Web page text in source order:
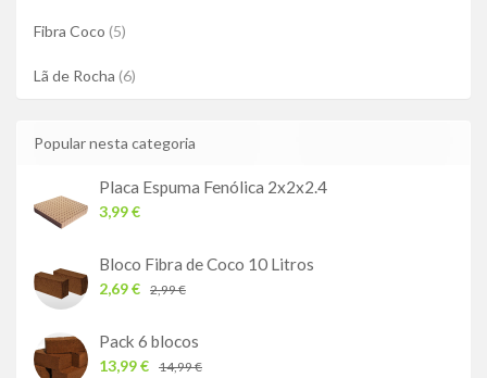
Fibra Coco (5)
Lã de Rocha (6)
Popular nesta categoria
Placa Espuma Fenólica 2x2x2.4
3,99 €
Bloco Fibra de Coco 10 Litros
2,69 € 2,99 €
Pack 6 blocos
13,99 € 14,99 €